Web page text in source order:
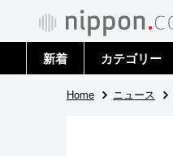
新着 カテゴリー
政治・外交
Home ニュース